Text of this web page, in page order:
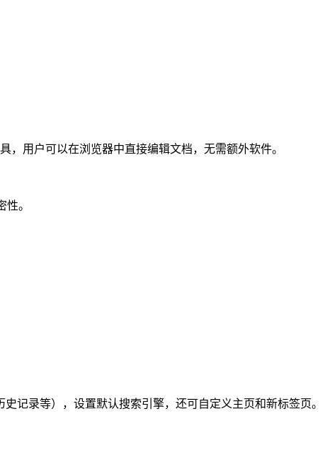
用户可以在浏览器中直接编辑文档，无需额外软件。
。
录等），设置默认搜索引擎，还可自定义主页和新标签页。